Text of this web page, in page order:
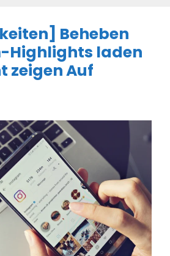
Beheben
Highlights laden
zeigen Auf